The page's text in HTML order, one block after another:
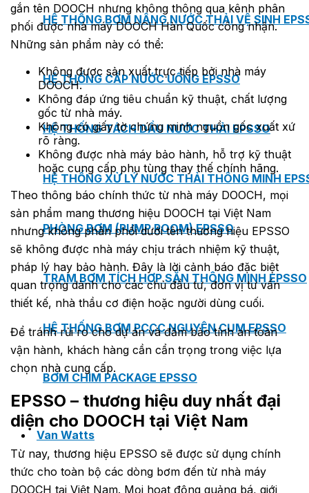
HỆ THỐNG BƠM NÂNG NƯỚC THẢI VỆ SINH
HỆ THỐNG CẤP NƯỚC UỐNG EPSSO
HỆ THỐNG TÁCH DẦU NƯỚC THẢI EPSSO
HỆ THỐNG XỬ LÝ NƯỚC THẢI THÔNG MINH
PHÒNG BƠM (PUMP ROOM) EPSSO
TRẠM BƠM TÍCH HỢP SẴN THÔNG MINH EPSSO
HỆ THỐNG BƠM PCCC NGUYÊN CỤM EPSSO
BƠM CHÌM PACKAGE EPSSO
Van Watts
gắn tên DOOCH nhưng không thông qua kênh phân
phối được nhà máy DOOCH Hàn Quốc công nhận.
Những sản phẩm này có thể:
Không được sản xuất trực tiếp bởi nhà máy
DOOCH.
Không đáp ứng tiêu chuẩn kỹ thuật, chất lượng
gốc từ nhà máy.
Không có giấy tờ chứng minh nguồn gốc xuất xứ
rõ ràng.
Không được nhà máy bảo hành, hỗ trợ kỹ thuật
hoặc cung cấp phụ tùng thay thế chính hãng.
Theo thông báo chính thức từ nhà máy DOOCH, mọi
sản phẩm mang thương hiệu DOOCH tại Việt Nam
nhưng không phân phối dưới tên thương hiệu EPSSO
sẽ không được nhà máy chịu trách nhiệm kỹ thuật,
pháp lý hay bảo hành. Đây là lời cảnh báo đặc biệt
quan trọng dành cho các chủ đầu tư, đơn vị tư vấn
thiết kế, nhà thầu cơ điện hoặc người dùng cuối.
Để tránh rủi ro cho dự án và đảm bảo tính an toàn
vận hành, khách hàng cần cẩn trọng trong việc lựa
chọn nhà cung cấp.
EPSSO – thương hiệu duy nhất đại
diện cho DOOCH tại Việt Nam
Từ nay, thương hiệu EPSSO sẽ được sử dụng chính
thức cho toàn bộ các dòng bơm đến từ nhà máy
DOOCH tại Việt Nam. Mọi hoạt động quảng bá, giới